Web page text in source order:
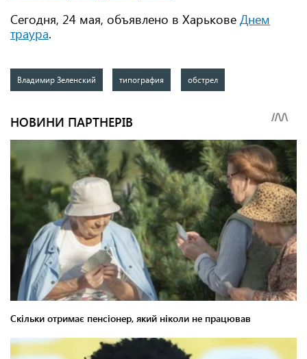
Сегодня, 24 мая, объявлено в Харькове Днем
траура.
Владимир Зеленский типография обстрел